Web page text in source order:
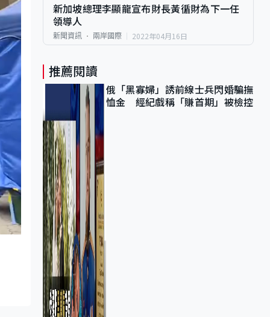
新加坡總理李顯龍宣布財長黃循財為下一任
領導人
新聞資訊 兩岸國際 2022年04月16日
推薦閱讀
俄「黑寡婦」誘前線士兵閃婚騙撫
恤金 經紀戲稱「賺首期」被檢控